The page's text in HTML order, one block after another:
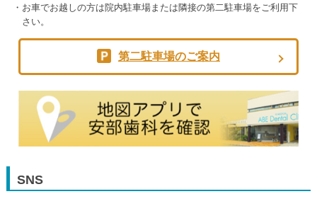
お車でお越しの方は院内駐車場または隣接の第二駐車場をご利用下
さい。
第二駐車場のご案内
SNS